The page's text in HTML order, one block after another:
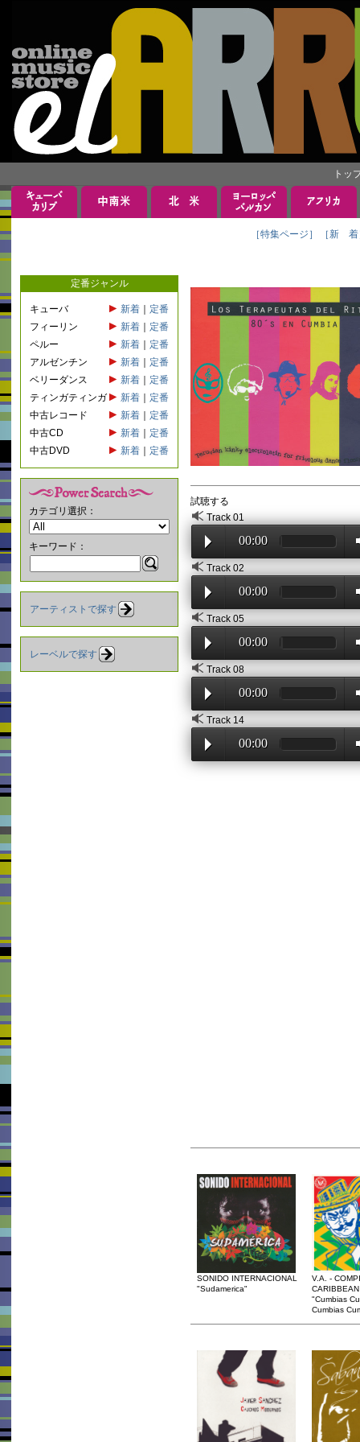
トッ
［特集ページ］ ［新 着
定番ジャンル
キューバ 新着
定番
フィーリン
新着
定番
ペルー
新着
定番
アルゼンチン
新着
定番
ベリーダンス
新着
定番
ティンガティンガ
新着
定番
中古レコード
新着
定番
中古CD
新着
定番
中古DVD
新着 定番
カテゴリ選択：
キーワード：
アーティストで探す
レーベルで探す
試聴する
Track 01
00:00
Track 02
00:00
Track 05
00:00
Track 08
00:00
Track 14
00:00
SONIDO INTERNACIONAL
"Sudamerica"
V.A. -
"Cumbias
Cumbias